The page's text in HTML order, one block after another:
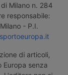
Milano n. 284
responsabile:
- P.I.
di articoli,
Europa senza